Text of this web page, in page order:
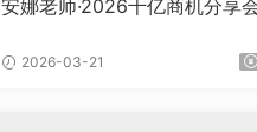
安娜老师·2026千亿商机分享
2026-03-21